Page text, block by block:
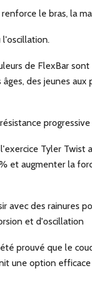
le bras, la
l'oscillation.
de FlexBar
des jeunes
progressive
Tyler Twist
et augmenter la
avec des rainures
et d'oscillation
prouvé que le
une option